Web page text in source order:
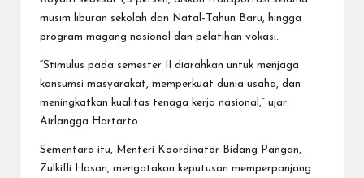
musim liburan sekolah dan Natal-Tahun Baru, hingga
program magang nasional dan pelatihan vokasi.
“Stimulus pada semester II diarahkan untuk menjaga
konsumsi masyarakat, memperkuat dunia usaha, dan
meningkatkan kualitas tenaga kerja nasional,” ujar
Airlangga Hartarto.
Sementara itu, Menteri Koordinator Bidang Pangan,
Zulkifli Hasan, mengatakan keputusan memperpanjang